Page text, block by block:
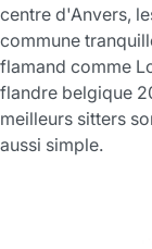
centre d'Anvers,
commune
flamand comme
flandre belgique
meilleurs sitters
aussi simple.